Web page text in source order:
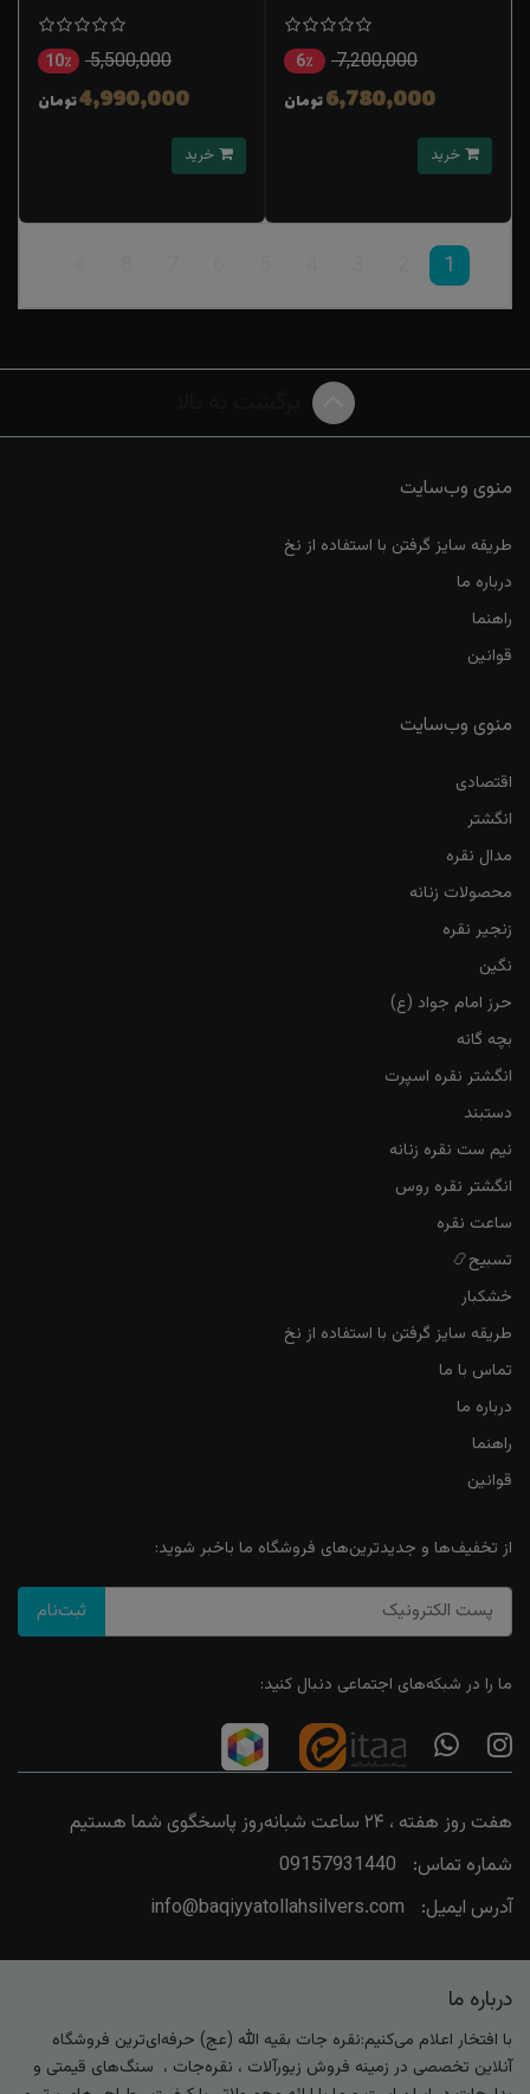
7,200,000 6٪
6,780,000تومان
5,500,000 10٪
4,990,000تومان
1
منوی وب‌سایت
طریقه سایز گرفتن با استفاده از نخ
درباره ما
راهنما
قوانین
منوی وب‌سایت
اقتصادی
انگشتر
مدال نقره
محصولات زنانه
زنجیر نقره
نگین
حرز امام جواد (ع)
بچه گانه
انگشتر نقره اسپرت
دستبند
نیم ست نقره زنانه
انگشتر نقره روس
ساعت نقره
تسبیح📿
خشکبار
طریقه سایز گرفتن با استفاده از نخ
تماس با ما
درباره ما
راهنما
قوانین
از تخفیف‌ها و جدیدترین‌های فروشگاه ما باخبر شوید:
ثبت‌نام
ما را در شبکه‌های اجتماعی دنبال کنید:
هفت روز هفته ، ۲۴ ساعت شبانه‌روز پاسخگوی شما هستیم
شماره تماس:
09157931440
آدرس ایمیل:
info@baqiyyatollahsilvers.com
درباره ما
با افتخار اعلام می‌کنیم:نقره جات بقیه الله (عج) حرفه‌ای‌ترین فروشگاه
آنلاین تخصصی در زمینه فروش زیورآلات ، نقره‌جات ، سنگ‌های قیمتی و